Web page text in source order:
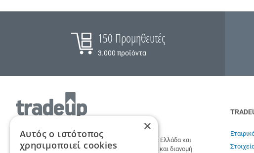
9,5x15,8cm
150 Προμηθευτές
3.000 προϊόντα
Η TradeUp Catering supplies δραστηριοποιείται σε Ελλάδα και
εξωτερικό με αντικείμενο την εισαγωγή, εμπορία και διανομή
×
Αυτός ο ιστότοπος
χρησιμοποιεί cookies